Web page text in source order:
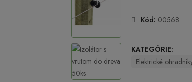
Kód: 00568
KATEGÓRIE:
Elektrické